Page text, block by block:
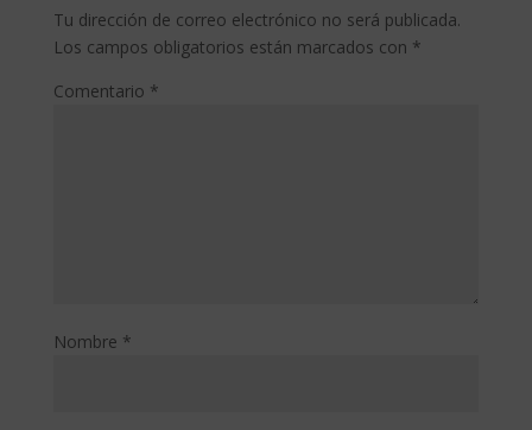
Tu dirección de correo electrónico no será publicada.
Los campos obligatorios están marcados con *
Comentario *
Nombre *